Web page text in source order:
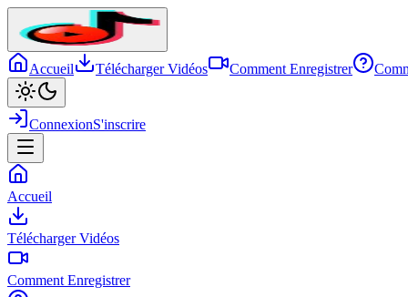
Accueil Télécharger Vidéos Comment Enregistrer
ConnexionS'inscrire
Accueil
Télécharger Vidéos
Comment Enregistrer